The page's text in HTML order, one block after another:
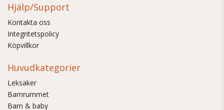
Hjälp/Support
Kontakta oss
Integritetspolicy
Köpvillkor
Huvudkategorier
Leksaker
Barnrummet
Barn & baby